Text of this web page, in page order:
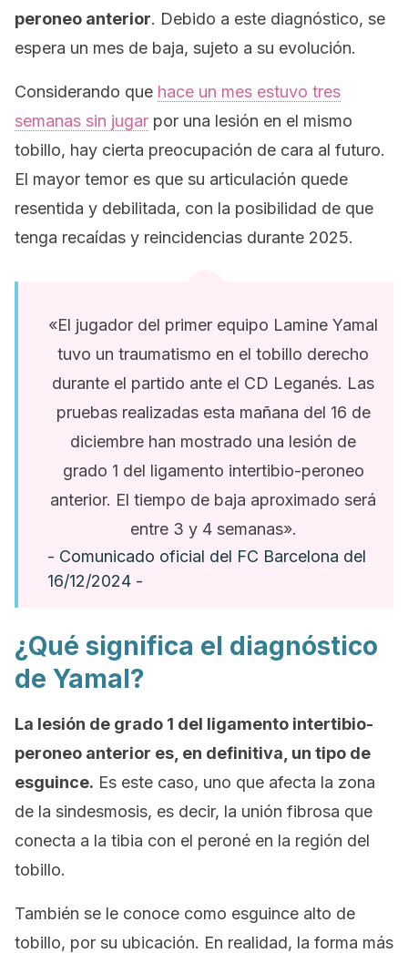
peroneo anterior. Debido a este diagnóstico, se
espera un mes de baja, sujeto a su evolución.
Considerando que hace un mes estuvo tres
semanas sin jugar por una lesión en el mismo
tobillo, hay cierta preocupación de cara al futuro.
El mayor temor es que su articulación quede
resentida y debilitada, con la posibilidad de que
tenga recaídas y reincidencias durante 2025.
«El jugador del primer equipo Lamine Yamal
tuvo un traumatismo en el tobillo derecho
durante el partido ante el CD Leganés. Las
pruebas realizadas esta mañana del 16 de
diciembre han mostrado una lesión de
grado 1 del ligamento intertibio-peroneo
anterior. El tiempo de baja aproximado será
entre 3 y 4 semanas».
- Comunicado oficial del FC Barcelona del
16/12/2024 -
¿Qué significa el diagnóstico
de Yamal?
La lesión de grado 1 del ligamento intertibio-
peroneo anterior es, en definitiva, un tipo de
esguince. Es este caso, uno que afecta la zona
de la sindesmosis, es decir, la unión fibrosa que
conecta a la tibia con el peroné en la región del
tobillo.
También se le conoce como esguince alto de
tobillo, por su ubicación. En realidad, la forma más